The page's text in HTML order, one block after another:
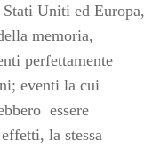
Uniti ed Europa,
memoria,
perfettamente
eventi la cui
essere
la stessa